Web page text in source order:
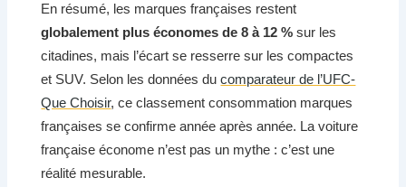
En résumé, les marques françaises restent
globalement plus économes de 8 à 12 % sur les
citadines, mais l’écart se resserre sur les compactes
et SUV. Selon les données ducomparateur de l’UFC-
Que Choisir, ce classement consommation marques
françaises se confirme année après année. La voiture
française économe n’est pas un mythe : c’est une
réalité mesurable.